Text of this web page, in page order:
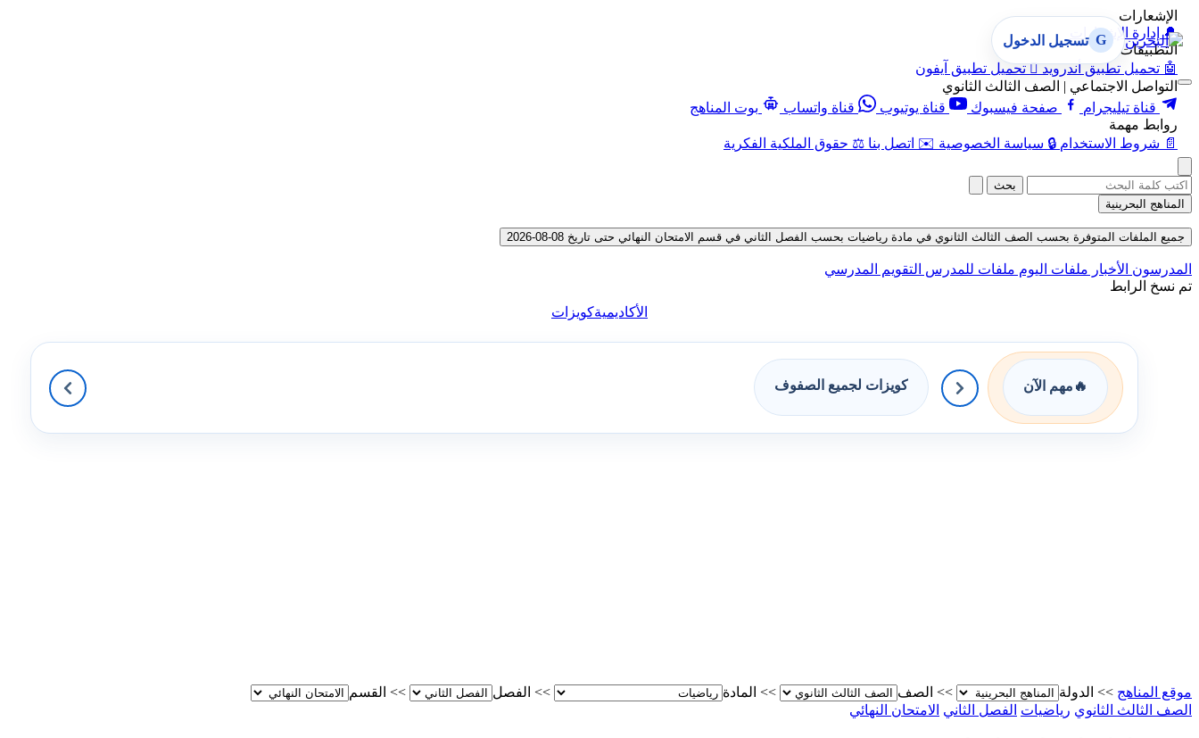
الإشعارات
🔔 إدارة الإشعارات
التطبيقات
🤖 تحميل تطبيق أندرويد  تحميل تطبيق آيفون
التواصل الاجتماعي | الصف الثالث الثانوي
قناة تيليجرام
صفحة فيسبوك قناة يوتيوب قناة واتساب
بوت المناهج
روابط مهمة
📄 شروط الاستخدام 🔒 سياسة الخصوصية ✉️ اتصل بنا ⚖️ حقوق الملكية الفكرية
G تسجيل الدخول
بحث
المناهج البحرينية
جميع الملفات المتوفرة بحسب الصف الثالث الثانوي في مادة رياضيات بحسب الفصل الثاني في قسم الامتحان النهائي حتى تاريخ 08-08-2026
المدرسون الأخبار ملفات اليوم ملفات للمدرس التقويم المدرسي
تم نسخ الرابط
الأكاديميةكويزات
🔥 مهم الآن كويزات لجميع الصفوف
موقع المناهج >> الدولة >> الصف >> المادة >> الفصل >> القسم
الصف الثالث الثانوي رياضيات الفصل الثاني الامتحان النهائي